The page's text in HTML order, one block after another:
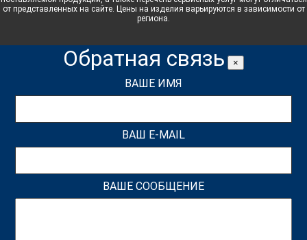
от представленных на сайте. Цены на изделия варьируются в зависимости от
региона.
Обратная связь ×
ВАШЕ ИМЯ
ВАШ E-MAIL
ВАШЕ СООБЩЕНИЕ